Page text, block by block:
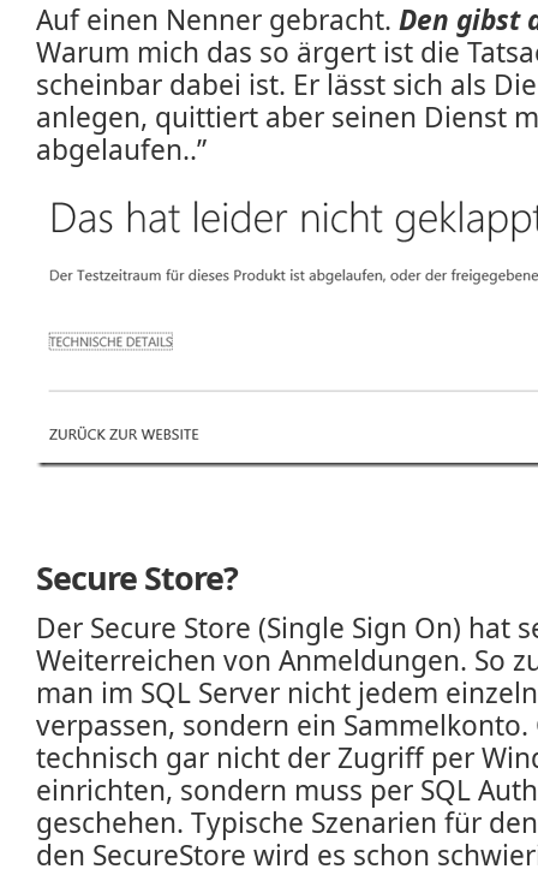
Auf einen Nenner gebracht. Den gibst
Warum mich das so ärgert ist die
scheinbar dabei ist. Er lässt sich als
anlegen, quittiert aber seinen Dienst
abgelaufen..”
Secure Store?
Der Secure Store (Single Sign On) hat
Weiterreichen von Anmeldungen. So
man im SQL Server nicht jedem
verpassen, sondern ein
technisch gar nicht der Zugriff per
einrichten, sondern muss per SQL
geschehen. Typische Szenarien für
den SecureStore wird es schon